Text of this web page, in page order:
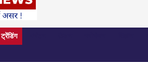
ट्रेंडिंग